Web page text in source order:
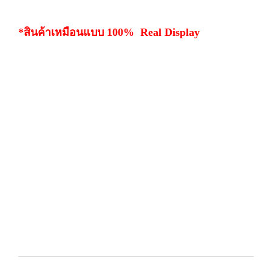
*สินค้าเหมือนแบบ 100% Real Display